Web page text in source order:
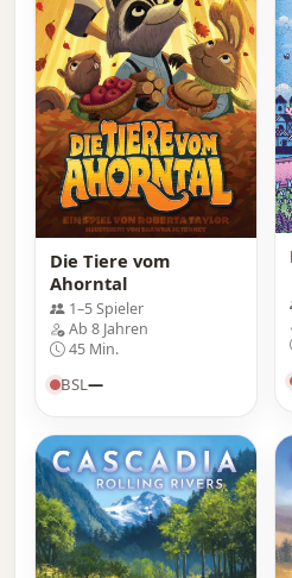
Die Tiere vom
Ahorntal
1–5 Spieler
Ab 8 Jahren
45 Min.
BSL—